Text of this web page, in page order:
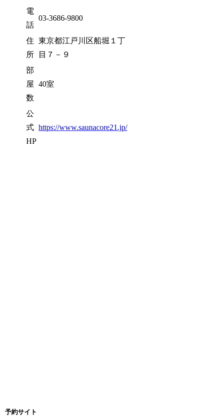
電
話
03-3686-9800
住
所
東京都江戸川区船堀１丁
目７－９
部
屋
数
40室
公
式
HP
https://www.saunacore21.jp/
予約サイト